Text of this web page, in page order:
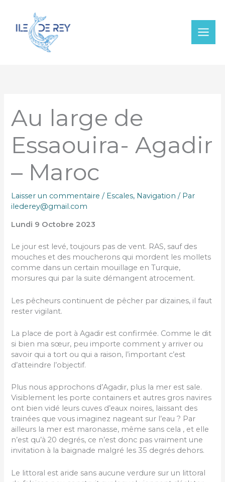
contenu
Au large de
Essaouira- Agadir
– Maroc
Laisser un commentaire / Escales, Navigation / Par
ilederey@gmail.com
Lundi 9 Octobre 2023
Le jour est levé, toujours pas de vent. RAS, sauf des
mouches et des moucherons qui mordent les mollets
comme dans un certain mouillage en Turquie,
morsures qui par la suite démangent atrocement.
Les pêcheurs continuent de pêcher par dizaines, il faut
rester vigilant.
La place de port à Agadir est confirmée. Comme le dit
si bien ma sœur, peu importe comment y arriver ou
savoir qui a tort ou qui a raison, l’important c’est
d’atteindre l’objectif.
Plus nous approchons d’Agadir, plus la mer est sale.
Visiblement les porte containers et autres gros navires
ont bien vidé leurs cuves d’eaux noires, laissant des
trainées que vous imaginez nageant sur l’eau ? Par
ailleurs la mer est maronasse, même sans cela , et elle
n’est qu’à 20 degrés, ce n’est donc pas vraiment une
invitation à la baignade malgré les 35 degrés dehors.
Le littoral est aride sans aucune verdure sur un littoral